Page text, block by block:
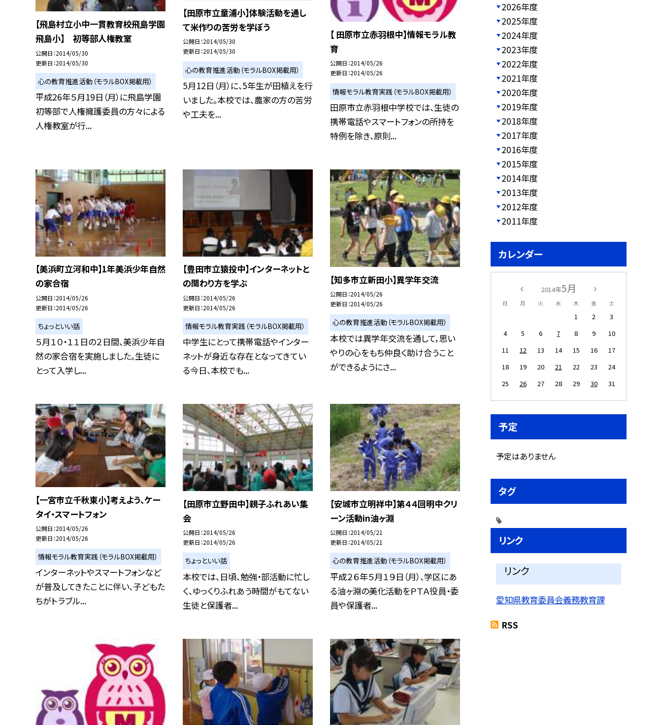
【飛島村立小中一貫教育校飛島学園
飛島小】 初等部人権教室
公開日 2014/05/30
更新日 2014/05/30
心の教育推進活動（モラルBOX掲載用）
平成26年５月19日（月）に飛島学園
初等部で人権擁護委員の方々による
人権教室が行...
【田原市立童浦小】体験活動を通し
て米作りの苦労を学ぼう
公開日 2014/05/30
更新日 2014/05/30
心の教育推進活動（モラルBOX掲載用）
5月12日（月）に、5年生が田植えを行
いました。本校では、農家の方の苦労
や工夫を...
【 田原市立赤羽根中】情報モラル教
育
公開日 2014/05/26
更新日 2014/05/26
情報モラル教育実践（モラルBOX掲載用）
田原市立赤羽根中学校では、生徒の
携帯電話やスマートフォンの所持を
特例を除き、原則...
【美浜町立河和中】1年美浜少年自然
の家合宿
公開日 2014/05/26
更新日 2014/05/26
ちょっといい話
５月１０・１１日の２日間、美浜少年自
然の家合宿を実施しました。生徒に
とって入学し...
【豊田市立猿投中】インターネットと
の関わり方を学ぶ
公開日 2014/05/26
更新日 2014/05/26
情報モラル教育実践（モラルBOX掲載用）
中学生にとって携帯電話やインター
ネットが身近な存在となってきてい
る今日、本校でも...
【知多市立新田小】異学年交流
公開日 2014/05/26
更新日 2014/05/26
心の教育推進活動（モラルBOX掲載用）
本校では異学年交流を通して，思い
やりの心をもち仲良く助け合うこと
ができるようにさ...
【一宮市立千秋東小】考えよう、ケー
タイ・スマートフォン
公開日 2014/05/26
更新日 2014/05/26
情報モラル教育実践（モラルBOX掲載用）
インターネットやスマートフォンなど
が普及してきたことに伴い、子どもた
ちがトラブル...
【田原市立野田中】親子ふれあい集
会
公開日 2014/05/26
更新日 2014/05/26
ちょっといい話
本校では、日頃、勉強・部活動に忙し
く、ゆっくりふれあう時間がもてない
生徒と保護者...
【安城市立明祥中】第４４回明中クリ
ーン活動in油ヶ淵
公開日 2014/05/21
更新日 2014/05/21
心の教育推進活動（モラルBOX掲載用）
平成２６年５月１９日（月）、学区にあ
る油ヶ淵の美化活動をＰＴＡ役員・委
員や保護者...
2026年度
2025年度
2024年度
2023年度
2022年度
2021年度
2020年度
2019年度
2018年度
2017年度
2016年度
2015年度
2014年度
2013年度
2012年度
2011年度
カレンダー
2014年5月
日 月 火 水 木 金 土
1 2
3
4
5 6 7 8 9
10
11
12 13 14 15 16
17
18
19 20 21 22 23
24
25
26 27 28 29 30 31
予定
予定はありません
タグ
リンク
リンク
愛知県教育委員会義務教育課
RSS